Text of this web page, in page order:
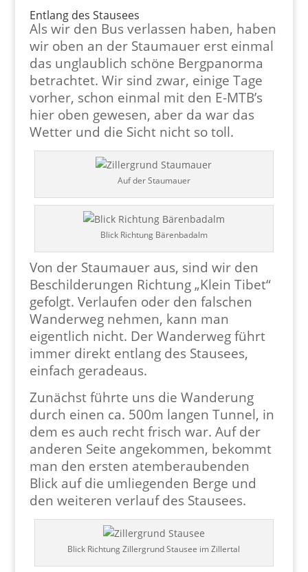
Entlang des Stausees
Als wir den Bus verlassen haben, haben
wir oben an der Staumauer erst einmal
das unglaublich schöne Bergpanorma
betrachtet. Wir sind zwar, einige Tage
vorher, schon einmal mit den E-MTB’s
hier oben gewesen, aber da war das
Wetter und die Sicht nicht so toll.
Auf der Staumauer
Blick Richtung Bärenbadalm
Von der Staumauer aus, sind wir den
Beschilderungen Richtung „Klein Tibet“
gefolgt. Verlaufen oder den falschen
Wanderweg nehmen, kann man
eigentlich nicht. Der Wanderweg führt
immer direkt entlang des Stausees,
einfach geradeaus.
Zunächst führte uns die Wanderung
durch einen ca. 500m langen Tunnel, in
dem es auch recht frisch war. Auf der
anderen Seite angekommen, bekommt
man den ersten atemberaubenden
Blick auf die umliegenden Berge und
den weiteren verlauf des Stausees.
Blick Richtung Zillergrund Stausee im Zillertal